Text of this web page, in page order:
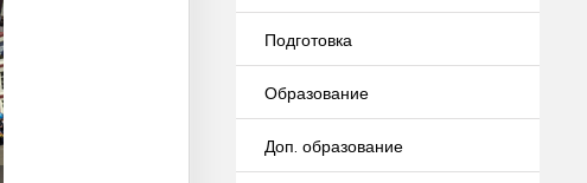
Подготовка
Образование
Доп. образование